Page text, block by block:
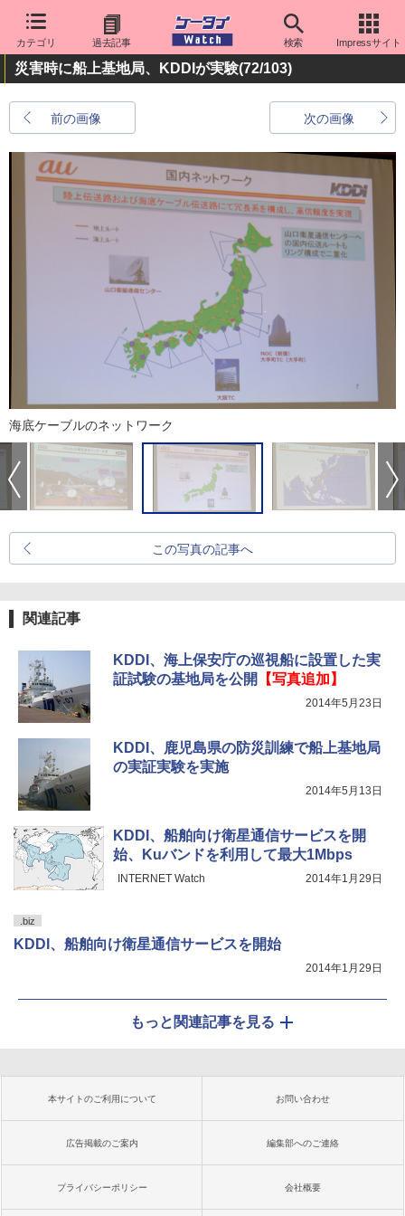
カテゴリ 過去記事 検索 Impressサイト
災害時に船上基地局、KDDIが実験(72/103)
前の画像 次の画像
海底ケーブルのネットワーク
この写真の記事へ
関連記事
KDDI、海上保安庁の巡視船に設置した実
証試験の基地局を公開
【写真追加】
2014年5月23日
KDDI、鹿児島県の防災訓練で船上基地局
の実証実験を実施
2014年5月13日
KDDI、船舶向け衛星通信サービスを開
始、Kuバンドを利用して最大1Mbps
INTERNET Watch 2014年1月29日
.biz
KDDI、船舶向け衛星通信サービスを開始
2014年1月29日
もっと関連記事を見る
本サイトのご利用について お問い合わせ
広告掲載のご案内 編集部へのご連絡
プライバシーポリシー 会社概要